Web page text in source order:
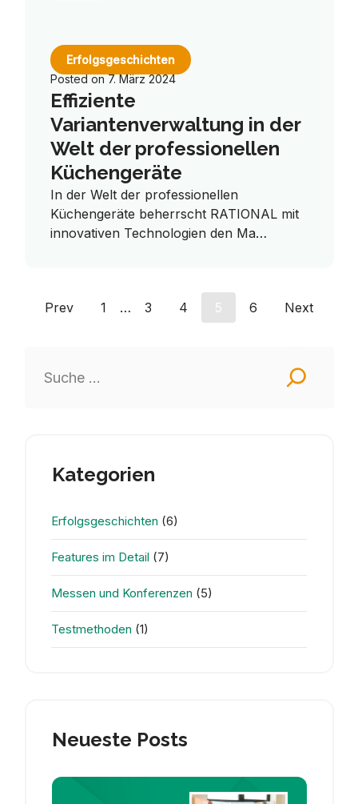
Erfolgsgeschichten
Posted on7. März 2024
Effiziente
Variantenverwaltung in der
Welt der professionellen
Küchengeräte
In der Welt der professionellen
Küchengeräte beherrscht RATIONAL mit
innovativen Technologien den Ma…
Prev 1 … 3 4 5 6 Next
Kategorien
Erfolgsgeschichten (6)
Features im Detail (7)
Messen und Konferenzen (5)
Testmethoden (1)
Neueste Posts